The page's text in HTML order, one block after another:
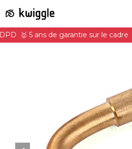
🥇 5 ans de garantie sur le cadre